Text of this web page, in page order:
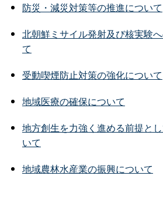
防災・減災対策等の推進について
北朝鮮ミサイル発射及び核実験
て
受動喫煙防止対策の強化について
地域医療の確保について
地方創生を力強く進める前提と
いて
地域農林水産業の振興について